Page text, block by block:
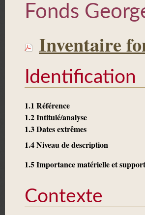
Fonds
Inventaire
Identification
1.1 Référence
1.2 Intitulé/analyse
1.3 Dates extrêmes
1.4 Niveau de description
1.5 Importance matérielle et
Contexte